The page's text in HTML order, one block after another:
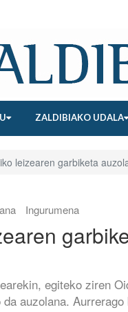
ZALDIBIAKO UDALA
leizearen garbiketa
Ingurumena
egiteko ziren
auzolana.